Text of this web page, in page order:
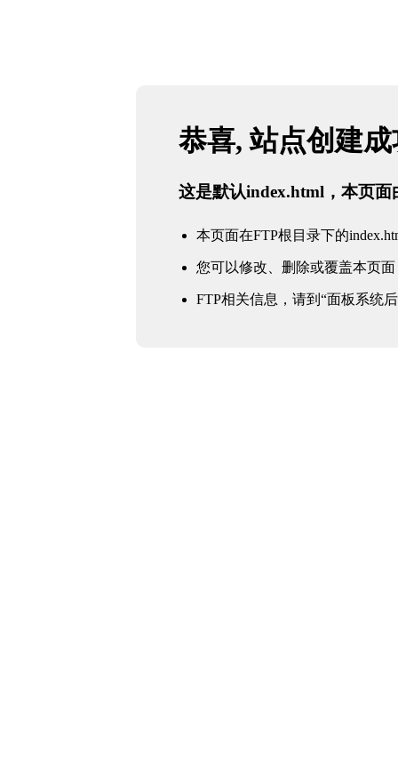
恭喜, 站点创建
这是默认index.html，本页面
本页面在FTP根目录下的
您可以修改、删除或覆盖本页面
FTP相关信息，请到“面板系统